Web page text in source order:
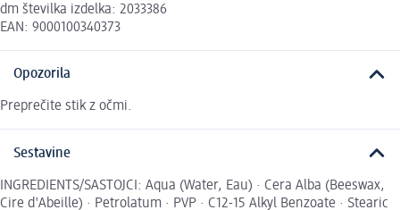
dm številka izdelka: 2033386
EAN: 9000100340373
Opozorila
Preprečite stik z očmi.
Sestavine
INGREDIENTS/SASTOJCI: Aqua (Water, Eau) · Cera Alba (Beeswax,
Cire d'Abeille) · Petrolatum · PVP · C12-15 Alkyl Benzoate · Stearic